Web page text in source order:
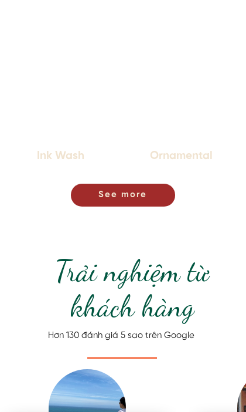
Ornamental
Ink Wash
See more
Hơn 130 đánh giá 5 sao trên Google
Trải nghiệm từ
khách hàng